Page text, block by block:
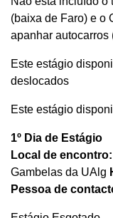
(baixa de Faro) e o
apanhar autocarros
Este estágio
deslocados
Este estágio
1º Dia de Estágio
Local de encontro:
Gambelas da UAlg
Pessoa de